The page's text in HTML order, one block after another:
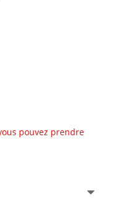
pouvez prendre